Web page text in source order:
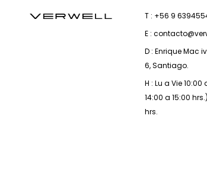
T : +56 9
E :
D : Enrique Mac
6, Santiago.
H : Lu a Vie
14:00 a 15:00
hrs.